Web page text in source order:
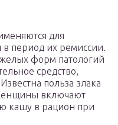
для
период их ремиссии.
форм патологий
средство,
польза злака
включают
кашу в рацион при